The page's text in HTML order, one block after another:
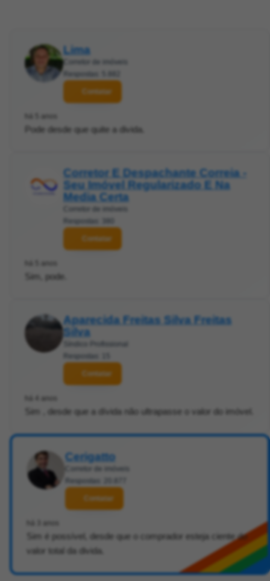
Lima
Corretor de imóveis
Respostas: 5.882
Contatar
há 5 anos
Pode desde que quite a divida.
Corretor E Despachante Correia -
Seu Imóvel Regularizado E Na
Media Certa
Corretor de imóveis
Respostas: 380
Contatar
há 5 anos
Sim, pode.
Aparecida Freitas Silva Freitas
Silva
Síndico Profissional
Respostas: 15
Contatar
há 4 anos
Sim , desde que a dívida não ultrapasse o valor do imóvel.
Cerigatto
Corretor de imóveis
Respostas: 20.877
Contatar
há 3 anos
Sim é possível, desde que o comprador esteja ciente do
valor total da divida.